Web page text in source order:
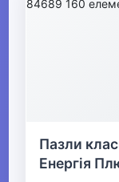
Пазли
Енергія